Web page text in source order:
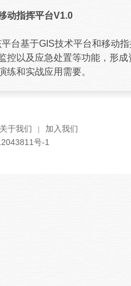
动指挥平台V1.0
基于GIS技术平台和移动
以及应急处置等功能，形
和实战应用需要。
关于我们
加入我们
号-1